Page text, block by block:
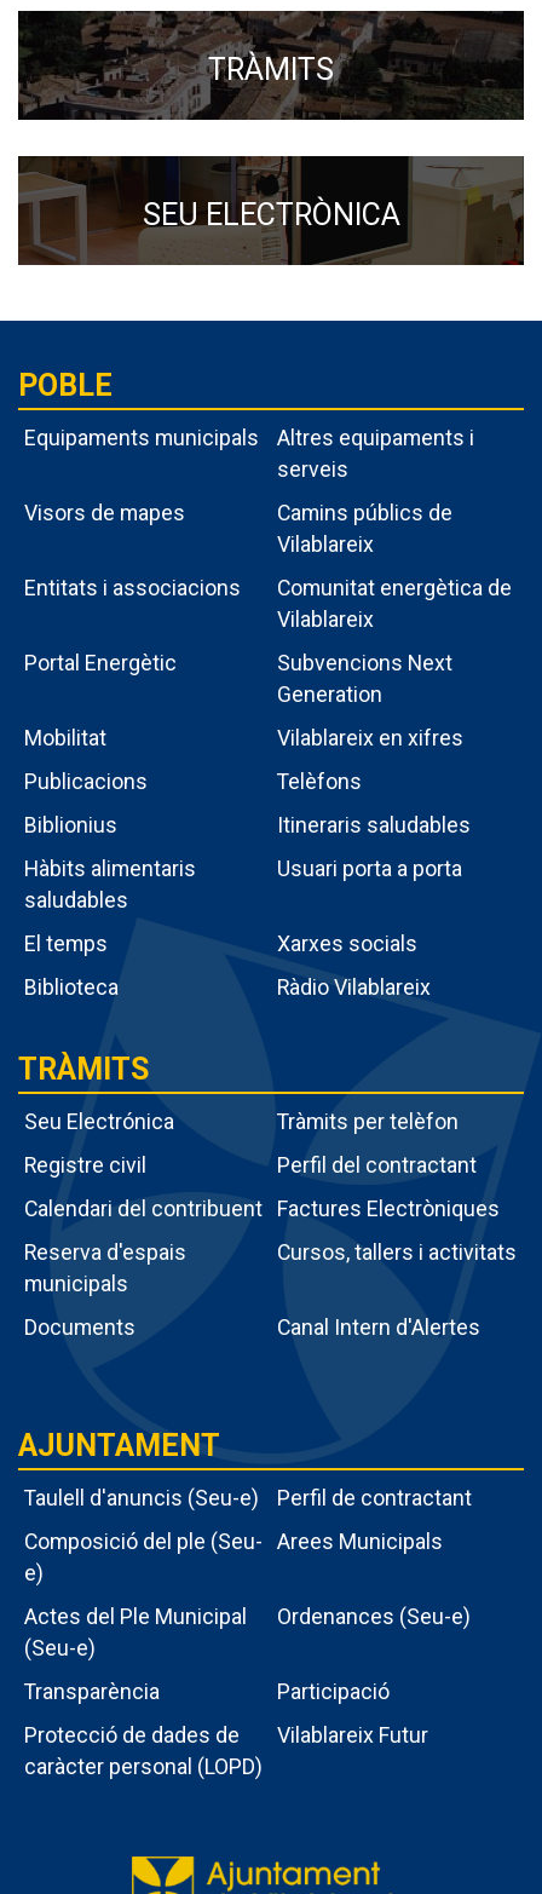
TRÀMITS
SEU ELECTRÒNICA
Menú
intern
poble
POBLE
Equipaments municipals
Altres equipaments i
serveis
Visors de mapes
Camins públics de
Vilablareix
Entitats i associacions
Comunitat energètica de
Vilablareix
Portal Energètic
Subvencions Next
Generation
Mobilitat
Vilablareix en xifres
Publicacions
Telèfons
Biblionius
Itineraris saludables
Hàbits alimentaris
saludables
Usuari porta a porta
El temps
Xarxes socials
Biblioteca
Ràdio Vilablareix
Menú
intern
tràmits
TRÀMITS
Seu Electrónica
Tràmits per telèfon
Registre civil
Perfil del contractant
Calendari del contribuent
Factures Electròniques
Reserva d'espais
municipals
Cursos, tallers i activitats
Documents Canal Intern d'Alertes
Menu
intern
ajuntament
AJUNTAMENT
Taulell d'anuncis (Seu-e)
Perfil de contractant
Composició del ple (Seu-
e)
Arees Municipals
Actes del Ple Municipal
(Seu-e)
Ordenances (Seu-e)
Transparència
Participació
Protecció de dades de
caràcter personal (LOPD)
Vilablareix Futur